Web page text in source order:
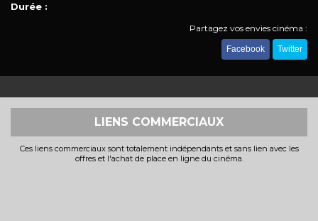
Durée :
Partagez vos envies cinéma :
Facebook Twitter
LIENS COMMERCIAUX
Ces liens commerciaux sont totalement indépendants et sans lien avec les
offres et l'achat de place en ligne du cinéma.